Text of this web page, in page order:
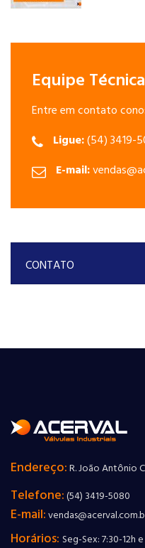
Equipe Técnica
Entre em contato
Ligue:(54) 3419-
E-mail:
CONTATO
Endereço:R. João Antônio
Telefone:(54) 3419-5080
E-mail:
Horários: Seg-Sex: 7:30-12h e